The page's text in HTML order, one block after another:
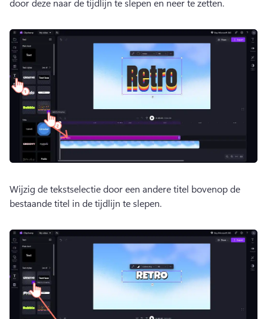
door deze naar de tijdlijn te slepen en neer te zetten.
Wijzig de tekstselectie door een andere titel bovenop de
bestaande titel in de tijdlijn te slepen.